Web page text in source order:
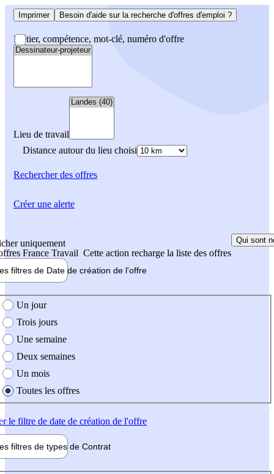
Imprimer Besoin d'aide sur la recherche d'offres d'emploi ?
Métier, compétence, mot-clé, numéro d'offre
Lieu de travail
Distance autour du lieu choisi
Rechercherdes offres
uniquement
France Travail Cette action recharge la liste des offres
Qui sont
filtres de Date de création de l'offre
création de l'offre
Un jour
Trois jours
Une semaine
Deux semaines
Un mois
Toutes les offres
le filtre de date de création de l'offre
filtres de types de Contrat
Créer une alerte